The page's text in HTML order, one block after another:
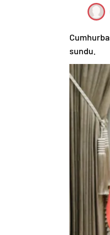
sundu.